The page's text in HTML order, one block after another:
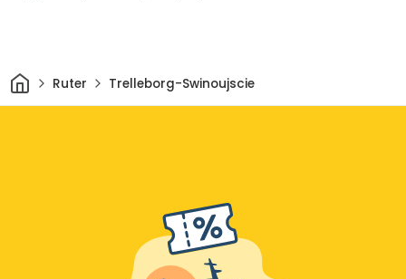
HjemRuter Trelleborg-Swinoujscie